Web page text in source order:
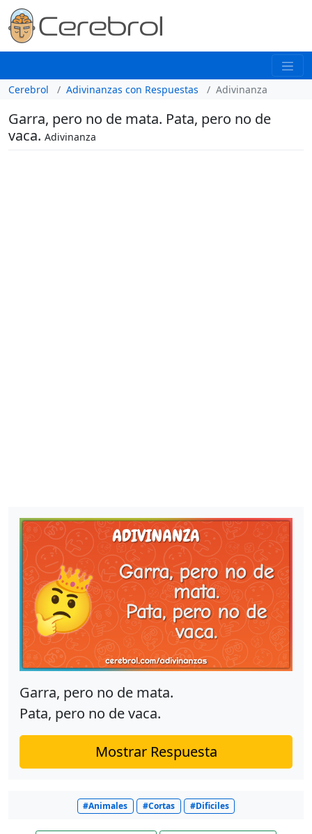
Cerebrol Adivinanzas con Respuestas Adivinanza
Garra, pero no de mata. Pata, pero no de
vaca. Adivinanza
Garra, pero no de mata.
Pata, pero no de vaca.
Mostrar Respuesta
#Animales #Cortas #Dificiles